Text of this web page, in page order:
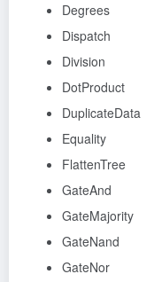
Degrees
Dispatch
Division
DotProduct
DuplicateData
Equality
FlattenTree
GateAnd
GateMajority
GateNand
GateNor